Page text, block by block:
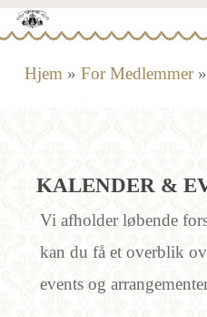
Skip
to
mainHjem » For Medlemmer»
KALENDER &
Vi afholder løbende
kan du få et overblik
events og